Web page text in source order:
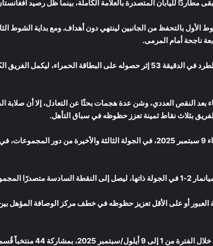
الأول بالتحفظ من الجانبين لينتهي دون أهداف. ومع بداية الشوط
لكن فرحة “الأزرق” لم تكتمل بعدما تعرض يوسف الشمري للطرد في الدقيقة 53 إثر حصوله على
النقص العددي، وشن عدة هجمات بحثًا عن التعادل، إلا أن صلابة
بثلاث نقاط ثمينة تعزز حظوظه في سباق التأهل.
وتنتظر الكويت مواجهة نارية أمام المنتخب الياباني يوم الثلاثاء 9 سبتمبر 2025، في الجولة الثالثة
المجموعة.
العبور أو على الأقل تعزيز حظوظه في خطف مركز الوصافة المؤهل